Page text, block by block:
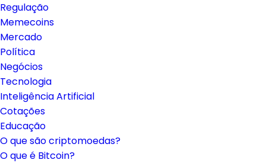
Regulação
Memecoins
Mercado
Política
Negócios
Tecnologia
Inteligência Artificial
Cotações
Educação
O que são criptomoedas?
O que é Bitcoin?